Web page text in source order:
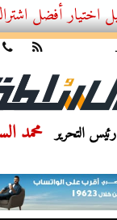
رئيس التحرير محمد